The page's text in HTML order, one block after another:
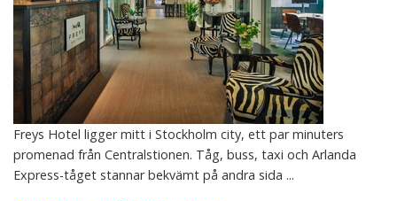
Freys Hotel ligger mitt i Stockholm city, ett par minuters
promenad från Centralstionen. Tåg, buss, taxi och Arlanda
Express-tåget stannar bekvämt på andra sida ...